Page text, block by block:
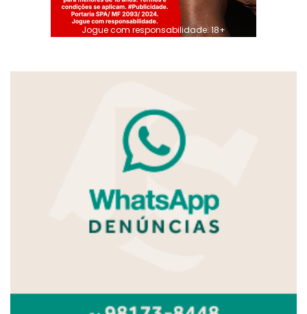
Jogue com responsabilidade. 18+